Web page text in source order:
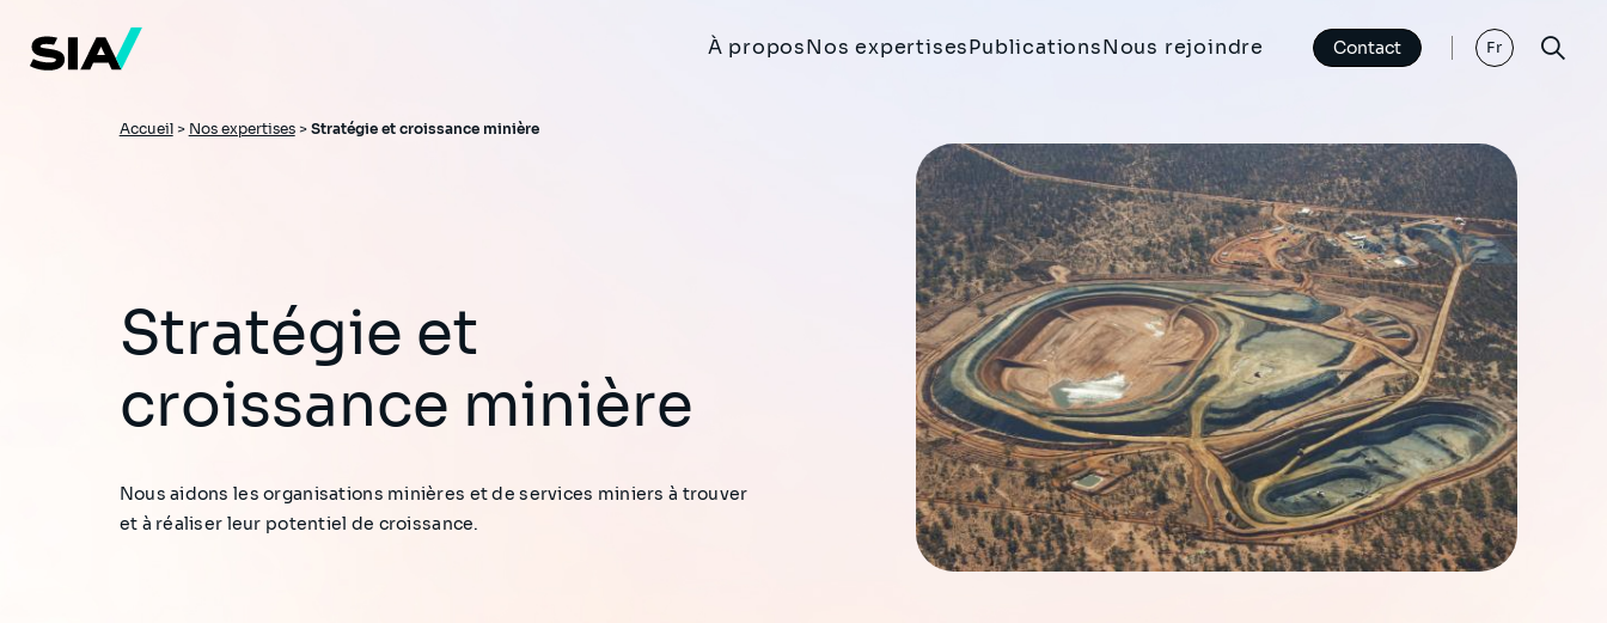
contenu
principal
À proposNos expertisesPublicationsNous rejoindre Contact Fr
Fil
Accueil> Nos expertises> Stratégie et croissance minière
Stratégie et
croissance minière
Nous aidons les organisations minières et de services miniers à trouver
et à réaliser leur potentiel de croissance.